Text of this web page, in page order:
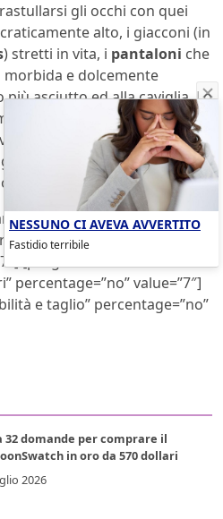
gli occhi con quei
alto, i giacconi (in
) stretti in vita, i pantaloni che
e dolcemente
asciutto ed alla caviglia. Lo
ben saldo in pugno
di velluto) quella sua
al cielo, non sembra
percentage=”no”
[progressbar
percentage=”no” value=”7″]
e taglio” percentage=”no”
32 domande per comprare il
in oro da 570 dollari
2026
NESSUNO CI AVEVA AVVERTITO
Fastidio terribile